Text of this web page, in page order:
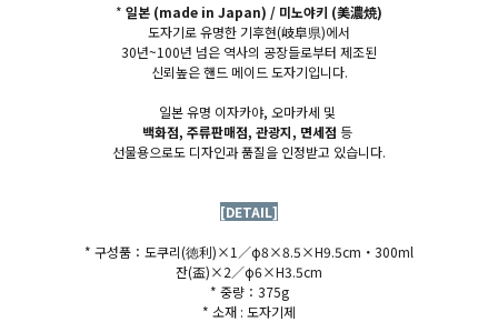
* 일본 (made in Japan) / 미노야키 (美濃焼)
도자기로 유명한 기후현(岐阜県)에서
30년~100년 넘은 역사의 공장들로부터 제조된
신뢰높은핸드 메이드 도자기입니다.
일본 유명 이자카야, 오마카세 및
백화점, 주류판매점, 관광지, 면세점 등
선물용으로도 디자인과 품질을 인정받고 있습니다.
[DETAIL]
* 구성품：도쿠리(徳利)×1／φ8×8.5×H9.5cm・300ml
잔(盃)×2／φ6×H3.5cm
* 중량：375g
* 소재 : 도자기제